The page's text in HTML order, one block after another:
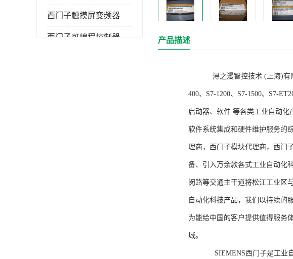
西门子触摸屏变频器
西门子可编程控制器 产品描述
浔之漫智控技术 (上海)有限公
400、S7-1200、S7-1500、S7-
启动器、软件 等各类工业自动
软件系统集成和硬件维护服务的
理商，西门子模块代理商，西门
备、引入万余款各式工业自动化
闵路等交通主干道将松江工业区
自动化科技产品，我们以持续的
为能给中国的客户提供值得服务
域。
SIEMENS西门子是工业自动